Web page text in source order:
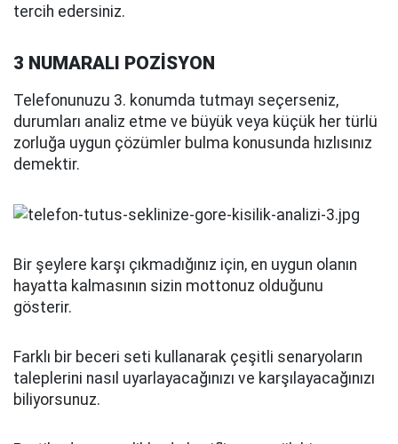
tercih edersiniz.
3 NUMARALI POZİSYON
Telefonunuzu 3. konumda tutmayı seçerseniz,
durumları analiz etme ve büyük veya küçük her türlü
zorluğa uygun çözümler bulma konusunda hızlısınız
demektir.
Bir şeylere karşı çıkmadığınız için, en uygun olanın
hayatta kalmasının sizin mottonuz olduğunu
gösterir.
Farklı bir beceri seti kullanarak çeşitli senaryoların
taleplerini nasıl uyarlayacağınızı ve karşılayacağınızı
biliyorsunuz.